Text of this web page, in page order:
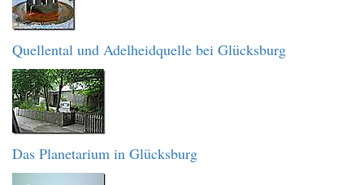
Quellental und Adelheidquelle bei Glücksburg
Das Planetarium in Glücksburg